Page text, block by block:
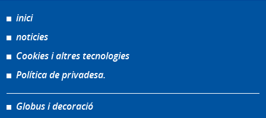
inici
noticies
Cookies i altres tecnologies
Política de privadesa.
Globus i decoració